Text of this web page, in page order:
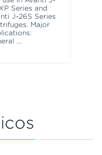
Series and
J-26S Series
Major